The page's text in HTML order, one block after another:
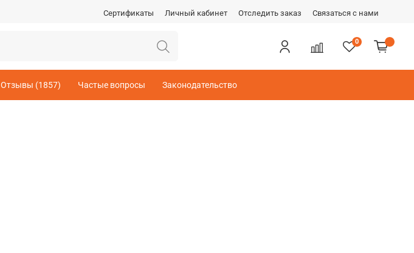
Сертификаты Личный кабинет Отследить заказ Связаться с нами
0
Отзывы (1857) Частые вопросы Законодательство